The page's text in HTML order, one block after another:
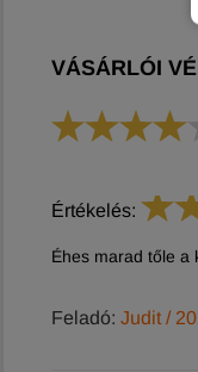
VÁSÁRLÓI
Értékelés:
Éhes marad tőle a
Feladó: Judit /